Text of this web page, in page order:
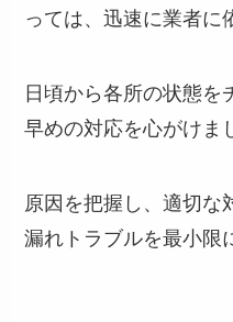
っては、迅速に業者に
日頃から各所の状態を
早めの対応を心がけま
原因を把握し、適切な
漏れトラブルを最小限